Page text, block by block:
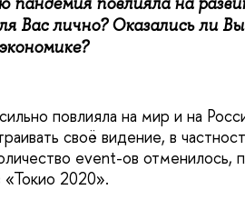
Вас лично? Оказались ли
повлияла на мир и на
своё видение, в
event-ов отменилось,
«Токио 2020».